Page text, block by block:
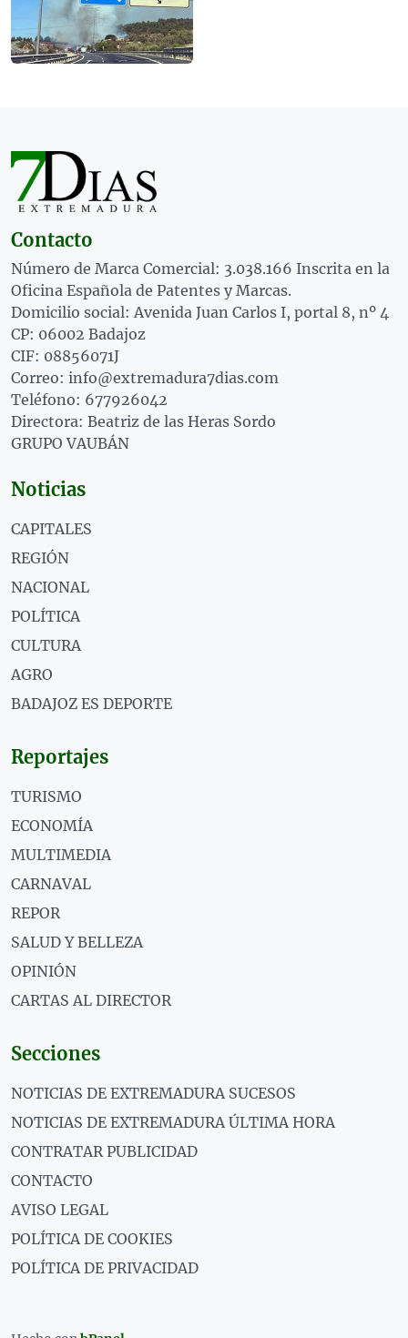
Contacto
Número de Marca Comercial: 3.038.166 Inscrita en la
Oficina Española de Patentes y Marcas.
Domicilio social: Avenida Juan Carlos I, portal 8, nº 4
CP: 06002 Badajoz
CIF: 08856071J
Correo: info@extremadura7dias.com
Teléfono: 677926042
Directora: Beatriz de las Heras Sordo
GRUPO VAUBÁN
Noticias
CAPITALES
REGIÓN
NACIONAL
POLÍTICA
CULTURA
AGRO
BADAJOZ ES DEPORTE
Reportajes
TURISMO
ECONOMÍA
MULTIMEDIA
CARNAVAL
REPOR
SALUD Y BELLEZA
OPINIÓN
CARTAS AL DIRECTOR
Secciones
NOTICIAS DE EXTREMADURA SUCESOS
NOTICIAS DE EXTREMADURA ÚLTIMA HORA
CONTRATAR PUBLICIDAD
CONTACTO
AVISO LEGAL
POLÍTICA DE COOKIES
POLÍTICA DE PRIVACIDAD